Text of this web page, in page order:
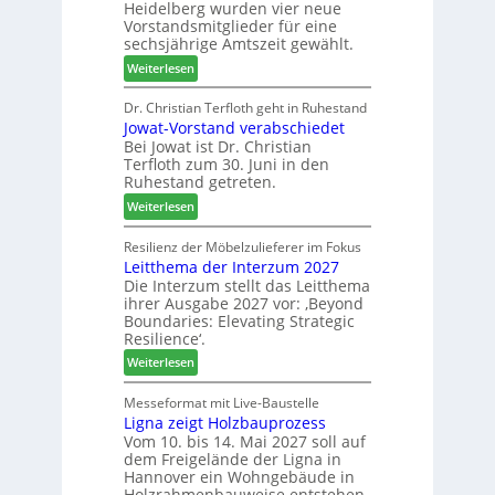
e
n
i
P
r
o
u
k
t
s
u
c
e
d
e
r
t
N
a
c
h
b
e
s
s
e
r
u
n
g
e
n
Heidelberg wurden vier neue
Vorstandsmitglieder für eine
sechsjährige Amtszeit gewählt.
Weiterlesen:
V
e
r
s
a
m
m
l
u
n
g
:
N
e
u
e
r
V
o
r
Dr. Christian Terfloth geht in Ruhestand
Jowat-Vorstand verabschiedet
Bei Jowat ist Dr. Christian
Terfloth zum 30. Juni in den
Ruhestand getreten.
Weiterlesen:
J
o
w
a
t
-
V
o
r
s
t
a
n
d
Resilienz der Möbelzulieferer im Fokus
Leitthema der Interzum 2027
Die Interzum stellt das Leitthema
ihrer Ausgabe 2027 vor: ‚Beyond
Boundaries: Elevating Strategic
Resilience‘.
Weiterlesen:
L
e
i
t
t
h
Messeformat mit Live-Baustelle
Ligna zeigt Holzbauprozess
Vom 10. bis 14. Mai 2027 soll auf
dem Freigelände der Ligna in
Hannover ein Wohngebäude in